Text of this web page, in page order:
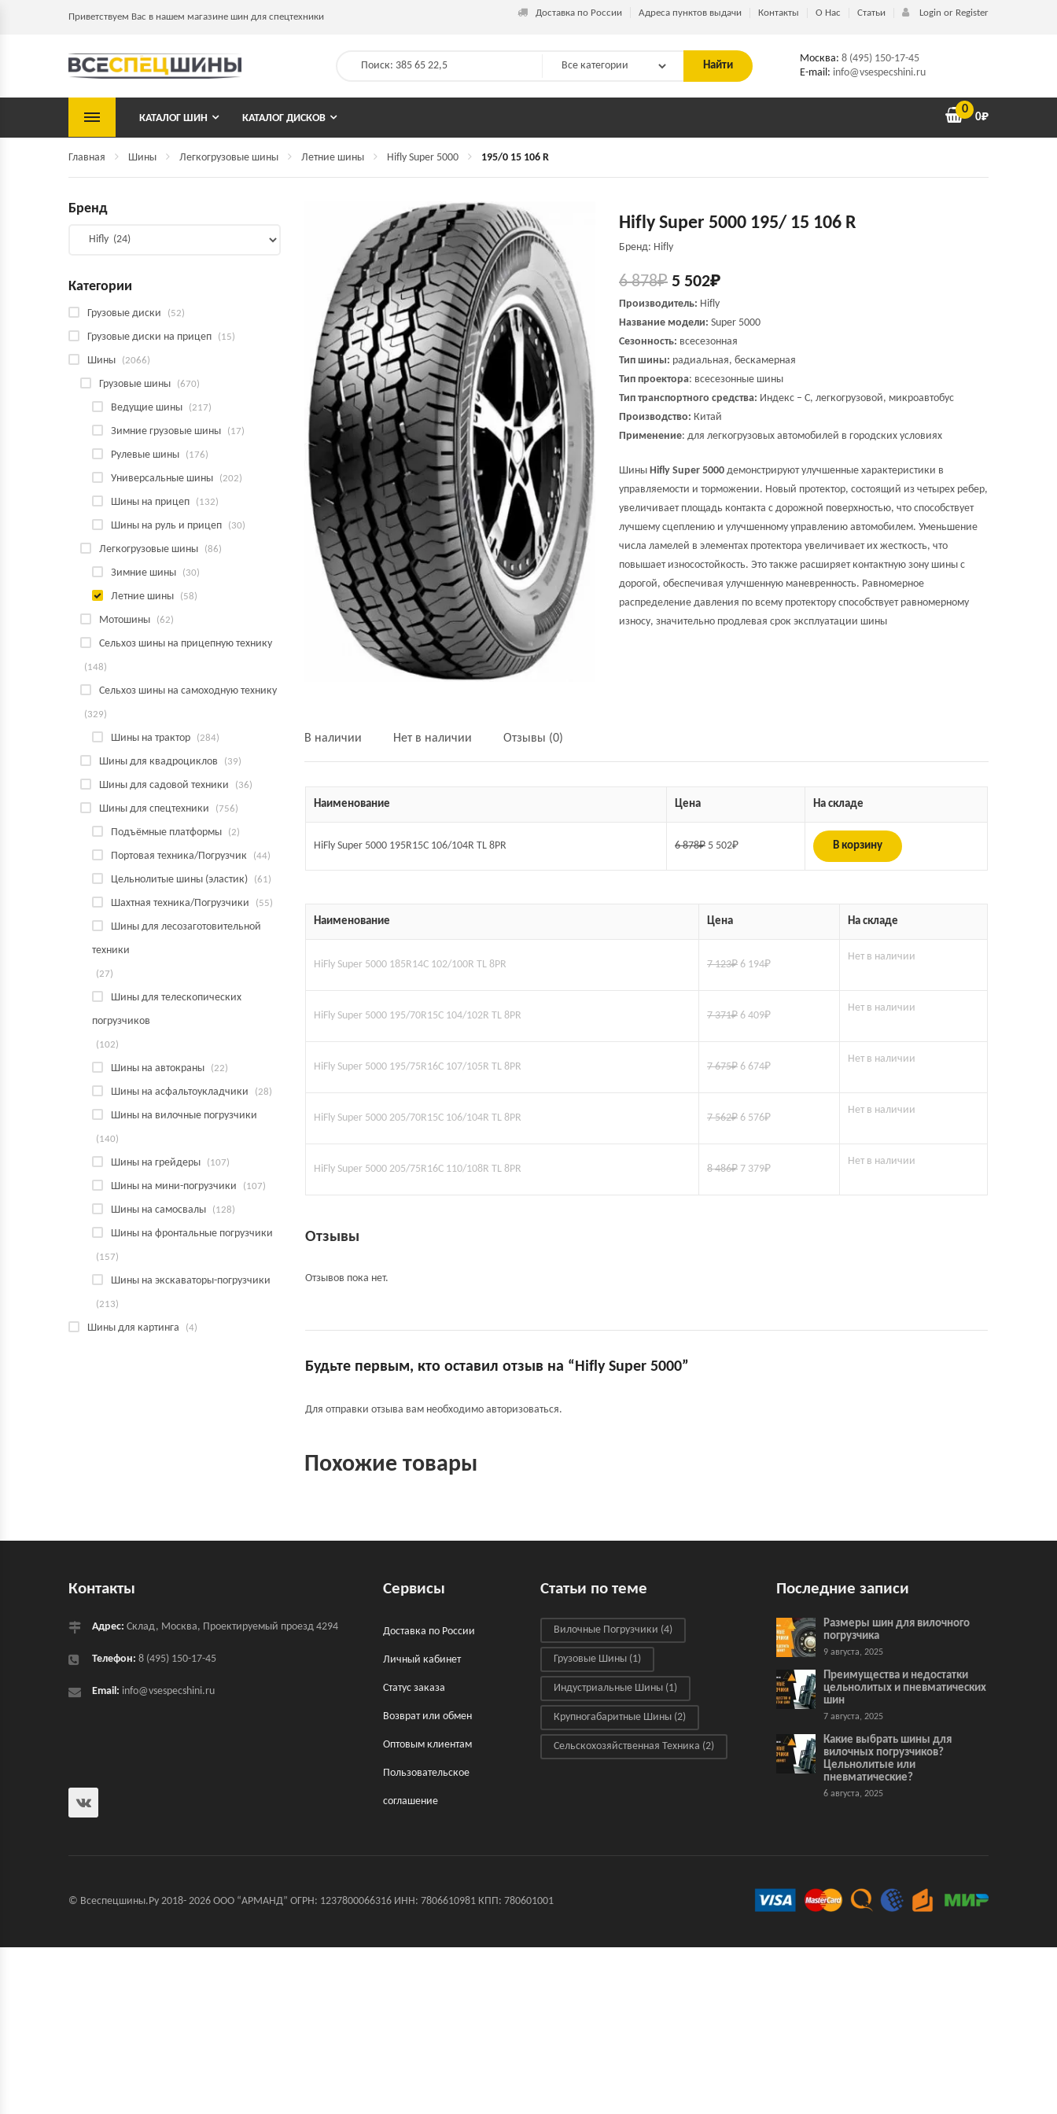
Приветствуем Вас в нашем магазине шин для спецтехники Доставка по России Адреса пунктов выдачи Контакты О Нас Статьи Login or Register
Найти
Москва: 8 (495) 150-17-45
E-mail: info@vsespecshini.ru
КАТАЛОГ ШИН КАТАЛОГ ДИСКОВ
0
0₽
Главная Шины Легкогрузовые шины Летние шины Hifly Super 5000 195/0 15 106 R
Hifly Super 5000 195/ 15 106 R
Бренд: Hifly
6 878₽ 5 502₽
Производитель: Hifly
Название модели: Super 5000
Сезонность: всесезонная
Тип шины: радиальная, бескамерная
Тип проектора: всесезонные шины
Тип транспортного средства: Индекс – С, легкогрузовой, микроавтобус
Производство: Китай
Применение: для легкогрузовых автомобилей в городских условиях
Шины Hifly Super 5000 демонстрируют улучшенные характеристики в
управляемости и торможении. Новый протектор, состоящий из четырех ребер,
увеличивает площадь контакта с дорожной поверхностью, что способствует
лучшему сцеплению и улучшенному управлению автомобилем. Уменьшение
числа ламелей в элементах протектора увеличивает их жесткость, что
повышает износостойкость. Это также расширяет контактную зону шины с
дорогой, обеспечивая улучшенную маневренность. Равномерное
распределение давления по всему протектору способствует равномерному
износу, значительно продлевая срок эксплуатации шины
В наличии Нет в наличии Отзывы (0)
Наименование Цена На складе
HiFly Super 5000 195R15C 106/104R TL 8PR 6 878₽ 5 502₽ В корзину
Наименование Цена На складе
HiFly Super 5000 185R14C 102/100R TL 8PR 7 123₽ 6 194₽
Нет в наличии
HiFly Super 5000 195/70R15C 104/102R TL 8PR 7 371₽ 6 409₽
Нет в наличии
HiFly Super 5000 195/75R16C 107/105R TL 8PR 7 675₽ 6 674₽
Нет в наличии
HiFly Super 5000 205/70R15C 106/104R TL 8PR 7 562₽ 6 576₽
Нет в наличии
HiFly Super 5000 205/75R16C 110/108R TL 8PR 8 486₽ 7 379₽
Нет в наличии
Отзывы
Отзывов пока нет.
Будьте первым, кто оставил отзыв на “Hifly Super 5000”
Для отправки отзыва вам необходимо авторизоваться.
Похожие товары
Бренд
Категории
Грузовые диски (52)
Грузовые диски на прицеп (15)
Шины (2066)
Грузовые шины (670)
Ведущие шины (217)
Зимние грузовые шины (17)
Рулевые шины (176)
Универсальные шины (202)
Шины на прицеп (132)
Шины на руль и прицеп (30)
Легкогрузовые шины (86)
Зимние шины (30)
Летние шины (58)
Мотошины (62)
Сельхоз шины на прицепную технику
(148)
Сельхоз шины на самоходную технику
(329)
Шины на трактор (284)
Шины для квадроциклов (39)
Шины для садовой техники (36)
Шины для спецтехники (756)
Подъёмные платформы (2)
Портовая техника/Погрузчик (44)
Цельнолитые шины (эластик) (61)
Шахтная техника/Погрузчики (55)
Шины для лесозаготовительной
техники
(27)
Шины для телескопических
погрузчиков
(102)
Шины на автокраны (22)
Шины на асфальтоукладчики (28)
Шины на вилочные погрузчики
(140)
Шины на грейдеры (107)
Шины на мини-погрузчики (107)
Шины на самосвалы (128)
Шины на фронтальные погрузчики
(157)
Шины на экскаваторы-погрузчики
(213)
Шины для картинга (4)
Контакты
Адрес: Склад, Москва, Проектируемый проезд 4294
Телефон: 8 (495) 150-17-45
Email: info@vsespecshini.ru
Сервисы
Доставка по России
Личный кабинет
Статус заказа
Возврат или обмен
Оптовым клиентам
Пользовательское
соглашение
Статьи по теме
Вилочные Погрузчики (4)
Грузовые Шины (1)
Индустриальные Шины (1)
Крупногабаритные Шины (2)
Сельскохозяйственная Техника (2)
Последние записи
Размеры шин для вилочного
погрузчика
9 августа, 2025
Преимущества и недостатки
цельнолитых и пневматических
шин
7 августа, 2025
Какие выбрать шины для
вилочных погрузчиков?
Цельнолитые или
пневматические?
6 августа, 2025
© Всеспецшины.Ру 2018- 2026 ООО “АРМАНД” ОГРН: 1237800066316 ИНН: 7806610981 КПП: 780601001